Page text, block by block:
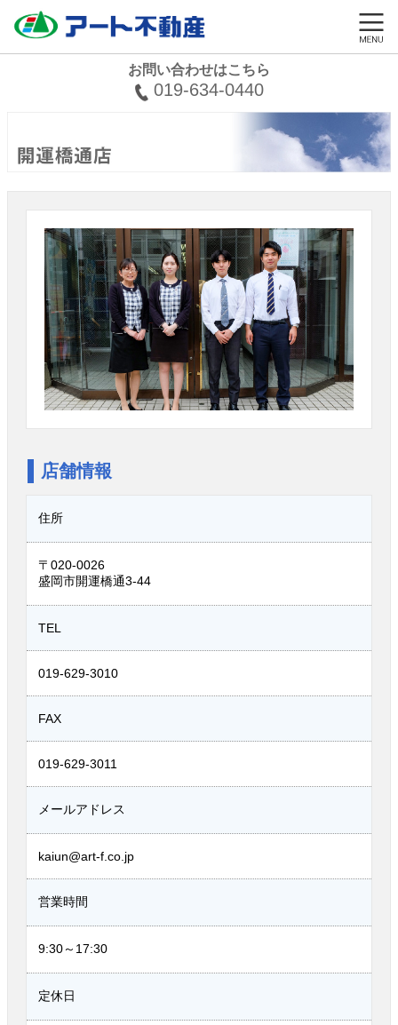
お問い合わせはこちら
019-634-0440
店舗情報
住所
〒020-0026
盛岡市開運橋通3-44
TEL
019-629-3010
FAX
019-629-3011
メールアドレス
kaiun@art-f.co.jp
営業時間
9:30～17:30
定休日